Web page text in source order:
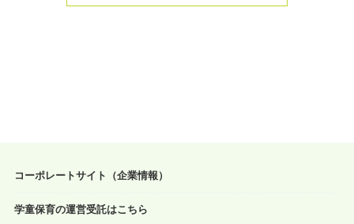
コーポレートサイト（企業情報）
学童保育の運営受託はこちら